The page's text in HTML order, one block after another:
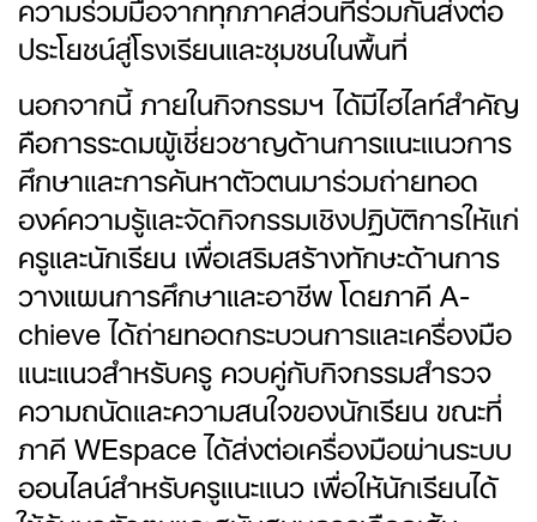
ประโยชน์สู่โรงเรียนและชุมชนในพื้นที่
นอกจากนี้ ภายในกิจกรรมฯ ได้มีไฮไลท์สำคัญ
คือการระดมผู้เชี่ยวชาญด้านการแนะแนวการ
ศึกษาและการค้นหาตัวตนมาร่วมถ่ายทอด
องค์ความรู้และจัดกิจกรรมเชิงปฏิบัติการให้แก่
ครูและนักเรียน เพื่อเสริมสร้างทักษะด้านการ
วางแผนการศึกษาและอาชีพ โดยภาคี A-
chieve ได้ถ่ายทอดกระบวนการและเครื่องมือ
แนะแนวสำหรับครู ควบคู่กับกิจกรรมสำรวจ
ความถนัดและความสนใจของนักเรียน ขณะที่
ภาคี WEspace ได้ส่งต่อเครื่องมือผ่านระบบ
ออนไลน์สำหรับครูแนะแนว เพื่อให้นักเรียนได้